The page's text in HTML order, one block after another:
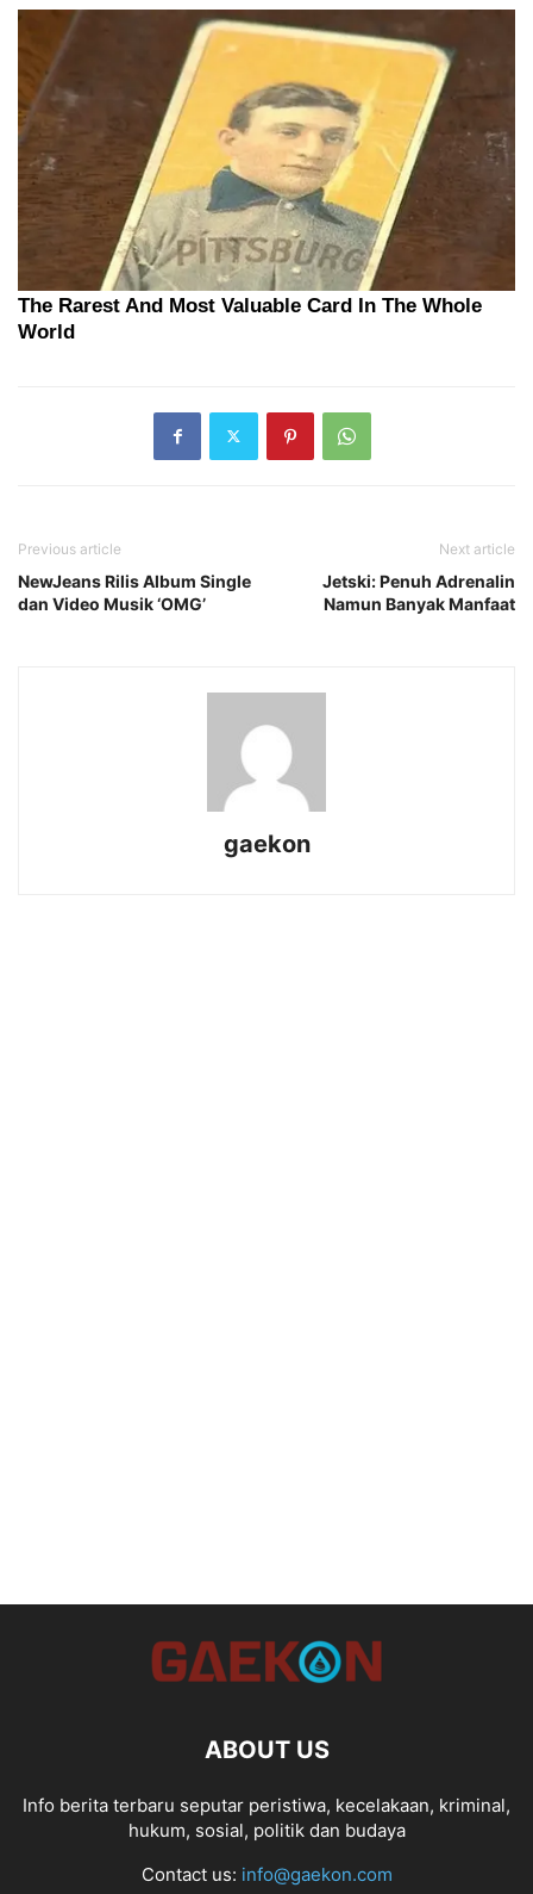
Previous article
NewJeans Rilis Album Single
dan Video Musik ‘OMG’
Next article
Jetski: Penuh Adrenalin
Namun Banyak Manfaat
gaekon
ABOUT US
Info berita terbaru seputar peristiwa, kecelakaan, kriminal,
hukum, sosial, politik dan budaya
Contact us: info@gaekon.com